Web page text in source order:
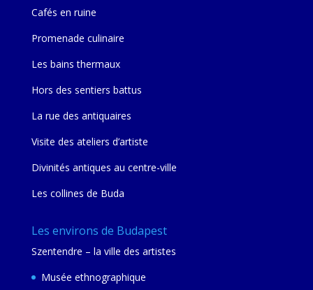
Cafés en ruine
Promenade culinaire
Les bains thermaux
Hors des sentiers battus
La rue des antiquaires
Visite des ateliers d’artiste
Divinités antiques au centre-ville
Les collines de Buda
Les environs de Budapest
Szentendre – la ville des artistes
Musée ethnographique